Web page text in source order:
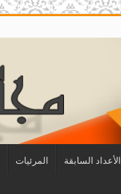
الأعداد السابقة المرئيات